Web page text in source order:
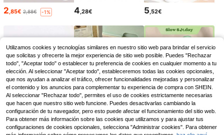
2,85€ 2,88€ -1% 4,28€ 5,52€
3,44€ 2,98€ 3,21€
Utilizamos cookies y tecnologías similares en nuestro sitio web para brindar el servicio
que solicitas y ofrecerte la mejor experiencia de sitio web posible. Puedes "Rechazar
todo", "Aceptar todo" o establecer tu preferencia de cookies en cualquier momento a tu
elección. Al seleccionar "Aceptar todo", estableceremos todas las cookies opcionales,
que nos ayudan a analizar el tráfico, ofrecer funcionalidades mejoradas y personalizar
el contenido y los anuncios para complementar tu experiencia de compra con SHEIN.
Al seleccionar "Rechazar todo", permites el uso de cookies estrictamente necesarias
que hacen que nuestro sitio web funcione. Puedes desactivarlas cambiando la
configuración de tu navegador, pero esto puede afectar el funcionamiento del sitio web.
Para obtener más información sobre las cookies que utilizamos y para ajustar tus
configuraciones de cookies opcionales, selecciona "Administrar cookies". Para obtener